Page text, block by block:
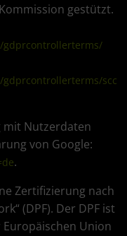
gestützt.
gdprcontrollerterms/
gdprcontrollerterms/scc
mit Nutzerdaten
von Google:
.
Zertifizierung nach
(DPF). Der DPF ist
Union